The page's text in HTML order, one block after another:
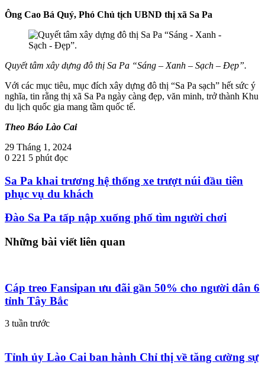
Ông Cao Bá Quý, Phó Chủ tịch UBND thị xã Sa Pa
Quyết tâm xây dựng đô thị Sa Pa “Sáng – Xanh – Sạch – Đẹp”.
Với các mục tiêu, mục đích xây dựng đô thị “Sa Pa sạch” hết sức ý
nghĩa, tin rằng thị xã Sa Pa ngày càng đẹp, văn minh, trở thành Khu
du lịch quốc gia mang tầm quốc tế.
Theo Báo Lào Cai
29 Tháng 1, 2024
0 221 5 phút đọc
Sa Pa khai trương hệ thống xe trượt núi đầu tiên
phục vụ du khách
Đào Sa Pa tấp nập xuống phố tìm người chơi
Những bài viết liên quan
Cáp treo Fansipan ưu đãi gần 50% cho người dân 6
tỉnh Tây Bắc
3 tuần trước
Tỉnh ủy Lào Cai ban hành Chỉ thị về tăng cường sự